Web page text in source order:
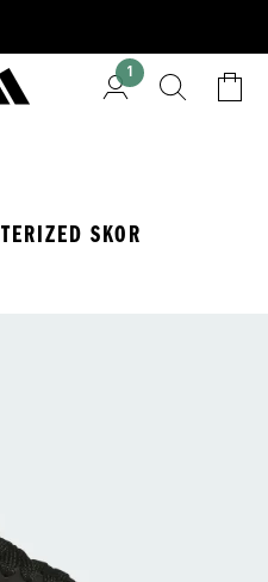
1
SKOR